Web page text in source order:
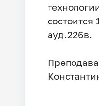
состоится
ауд.226в.